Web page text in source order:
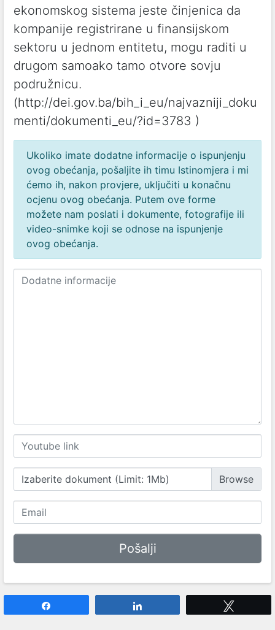
ekonomskog sistema jeste činjenica da
kompanije registrirane u finansijskom
sektoru u jednom entitetu, mogu raditi u
drugom samoako tamo otvore sovju
podružnicu.
(http://dei.gov.ba/bih_i_eu/najvazniji_doku
menti/dokumenti_eu/?id=3783 )
Ukoliko imate dodatne informacije o ispunjenju
ovog obećanja, pošaljite ih timu Istinomjera i mi
ćemo ih, nakon provjere, uključiti u konačnu
ocjenu ovog obećanja. Putem ove forme
možete nam poslati i dokumente, fotografije ili
video-snimke koji se odnose na ispunjenje
ovog obećanja.
Izaberite dokument (Limit: 1Mb)